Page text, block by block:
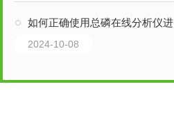
如何正确使用总磷在线分析仪进行测量？
2024-10-08